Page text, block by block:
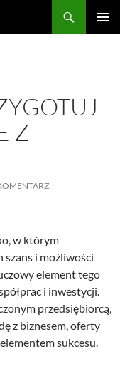
Z
w którym
i możliwości
element tego
i inwestycji.
przedsiębiorcą,
z biznesem, oferty
sukcesu.